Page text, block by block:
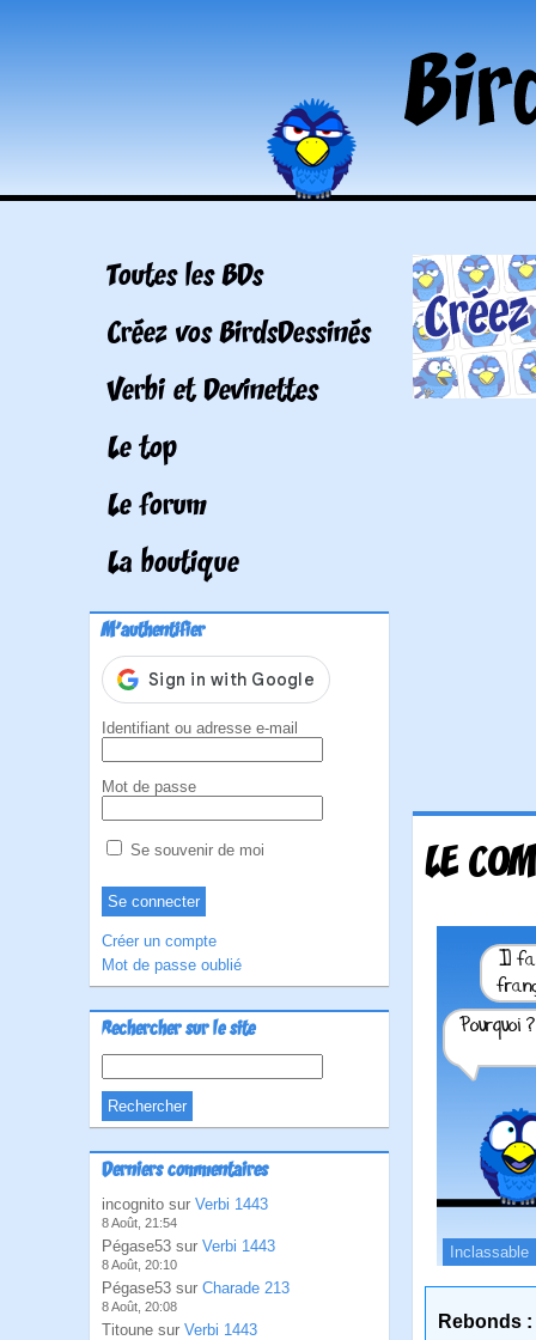
Toutes les BDs
Créez vos BirdsDessinés
Verbi et Devinettes
Le top
Le forum
La boutique
M'authentifier
Identifiant ou adresse e-mail
Mot de passe
Se souvenir de moi
Créer un compte
Mot de passe oublié
Rechercher sur le site
Derniers commentaires
incognito sur Verbi 1443
8 Août, 21:54
Pégase53 sur Verbi 1443
8 Août, 20:10
Pégase53 sur Charade 213
8 Août, 20:08
Titoune sur Verbi 1443
LE
Inclassable
Rebonds :